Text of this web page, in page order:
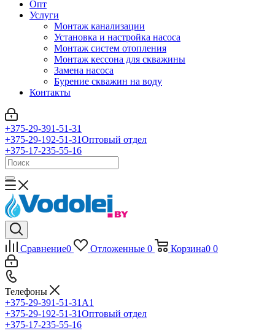
Опт
Услуги
Монтаж канализации
Установка и настройка насоса
Монтаж систем отопления
Монтаж кессона для скважины
Замена насоса
Бурение скважин на воду
Контакты
+375-29-391-51-31
+375-29-192-51-31Оптовый отдел
+375-17-235-55-16
Сравнение0 Отложенные 0 Корзина0 0
Телефоны
+375-29-391-51-31 A1
+375-29-192-51-31Оптовый отдел
+375-17-235-55-16